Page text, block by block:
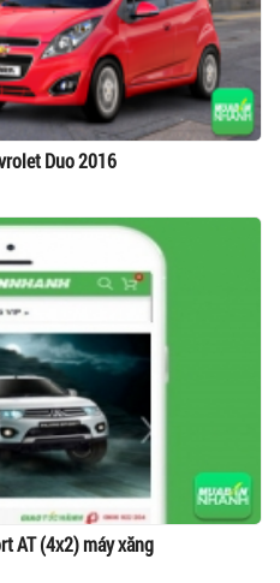
Duo 2016
AT (4x2) máy xăng